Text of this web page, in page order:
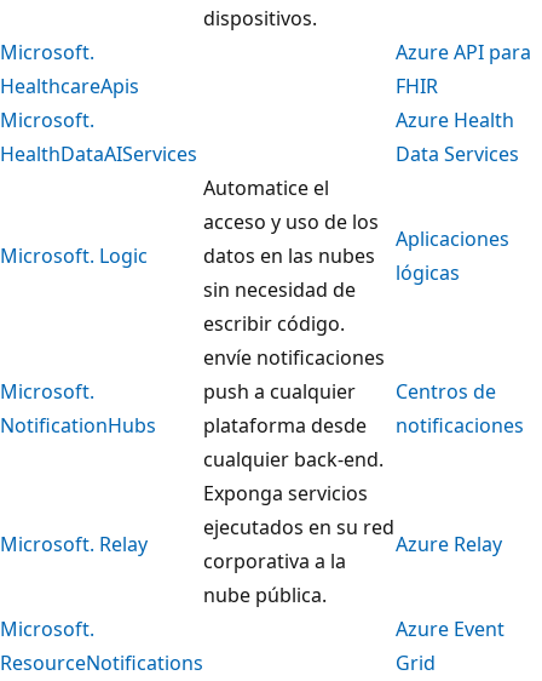
dispositivos.
Microsoft.
HealthcareApis
Azure API para
FHIR
Microsoft.
HealthDataAIServices
Azure Health
Data Services
Microsoft. Logic
Automatice el
acceso y uso de los
datos en las nubes
sin necesidad de
escribir código.
Aplicaciones
lógicas
Microsoft.
NotificationHubs
envíe notificaciones
push a cualquier
plataforma desde
cualquier back-end.
Centros de
notificaciones
Microsoft. Relay
Exponga servicios
ejecutados en su red
corporativa a la
nube pública.
Azure Relay
Microsoft.
ResourceNotifications
Azure Event
Grid